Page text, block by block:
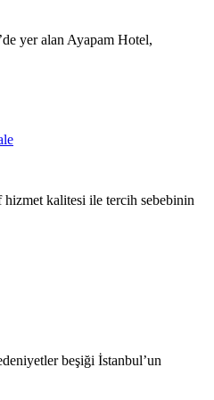
yer alan Ayapam Hotel,
hizmet kalitesi ile tercih sebebinin
beşiği İstanbul’un